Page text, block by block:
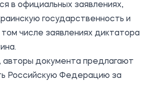
в официальных заявлениях,
государственность и
числе заявлениях диктатора
авторы документа предлагают
Российскую Федерацию за